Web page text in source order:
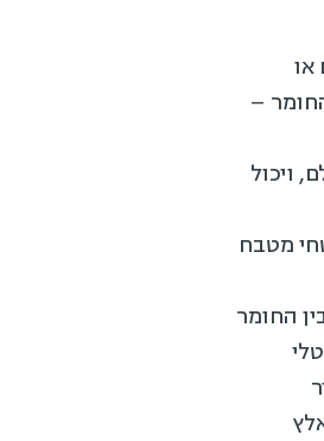
או
–
ויכול
מטבח
החומר
המקורי נאלץ